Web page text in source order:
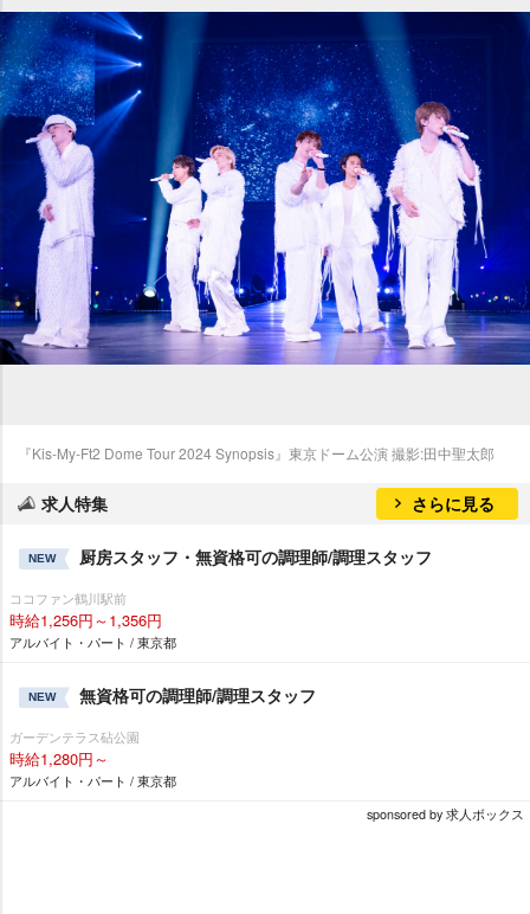
『Kis-My-Ft2 Dome Tour 2024 Synopsis』東京ドーム公演 撮影:田中聖太郎
求人特集 さらに見る
NEW 厨房スタッフ・無資格可の調理師/調理スタッフ
ココファン鶴川駅前
時給1,256円～1,356円
アルバイト・パート / 東京都
NEW 無資格可の調理師/調理スタッフ
ガーデンテラス砧公園
時給1,280円～
アルバイト・パート / 東京都
sponsored by 求人ボックス